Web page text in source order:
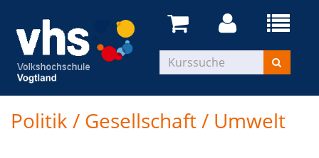
Politik / Gesellschaft / Umwelt